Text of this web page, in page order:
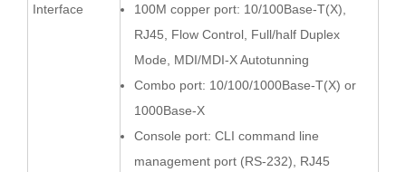
Interface
100M copper port: 10/100Base-T(X),
RJ45, Flow Control, Full/half Duplex
Mode, MDI/MDI-X Autotunning
Combo port: 10/100/1000Base-T(X) or
1000Base-X
Console port: CLI command line
management port (RS-232), RJ45